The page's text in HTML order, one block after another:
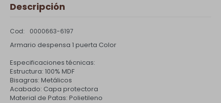
Descripción
0000663-6197
Armario despensa 1 puerta Color
Especificaciones técnicas:
Estructura: 100% MDF
Bisagras: Metálicos
Acabado: Capa protectora
Material de Patas: Polietileno